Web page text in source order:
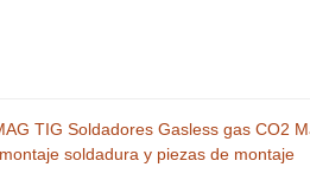
TIG Soldadores Gasless gas CO2
soldadura y piezas de montaje